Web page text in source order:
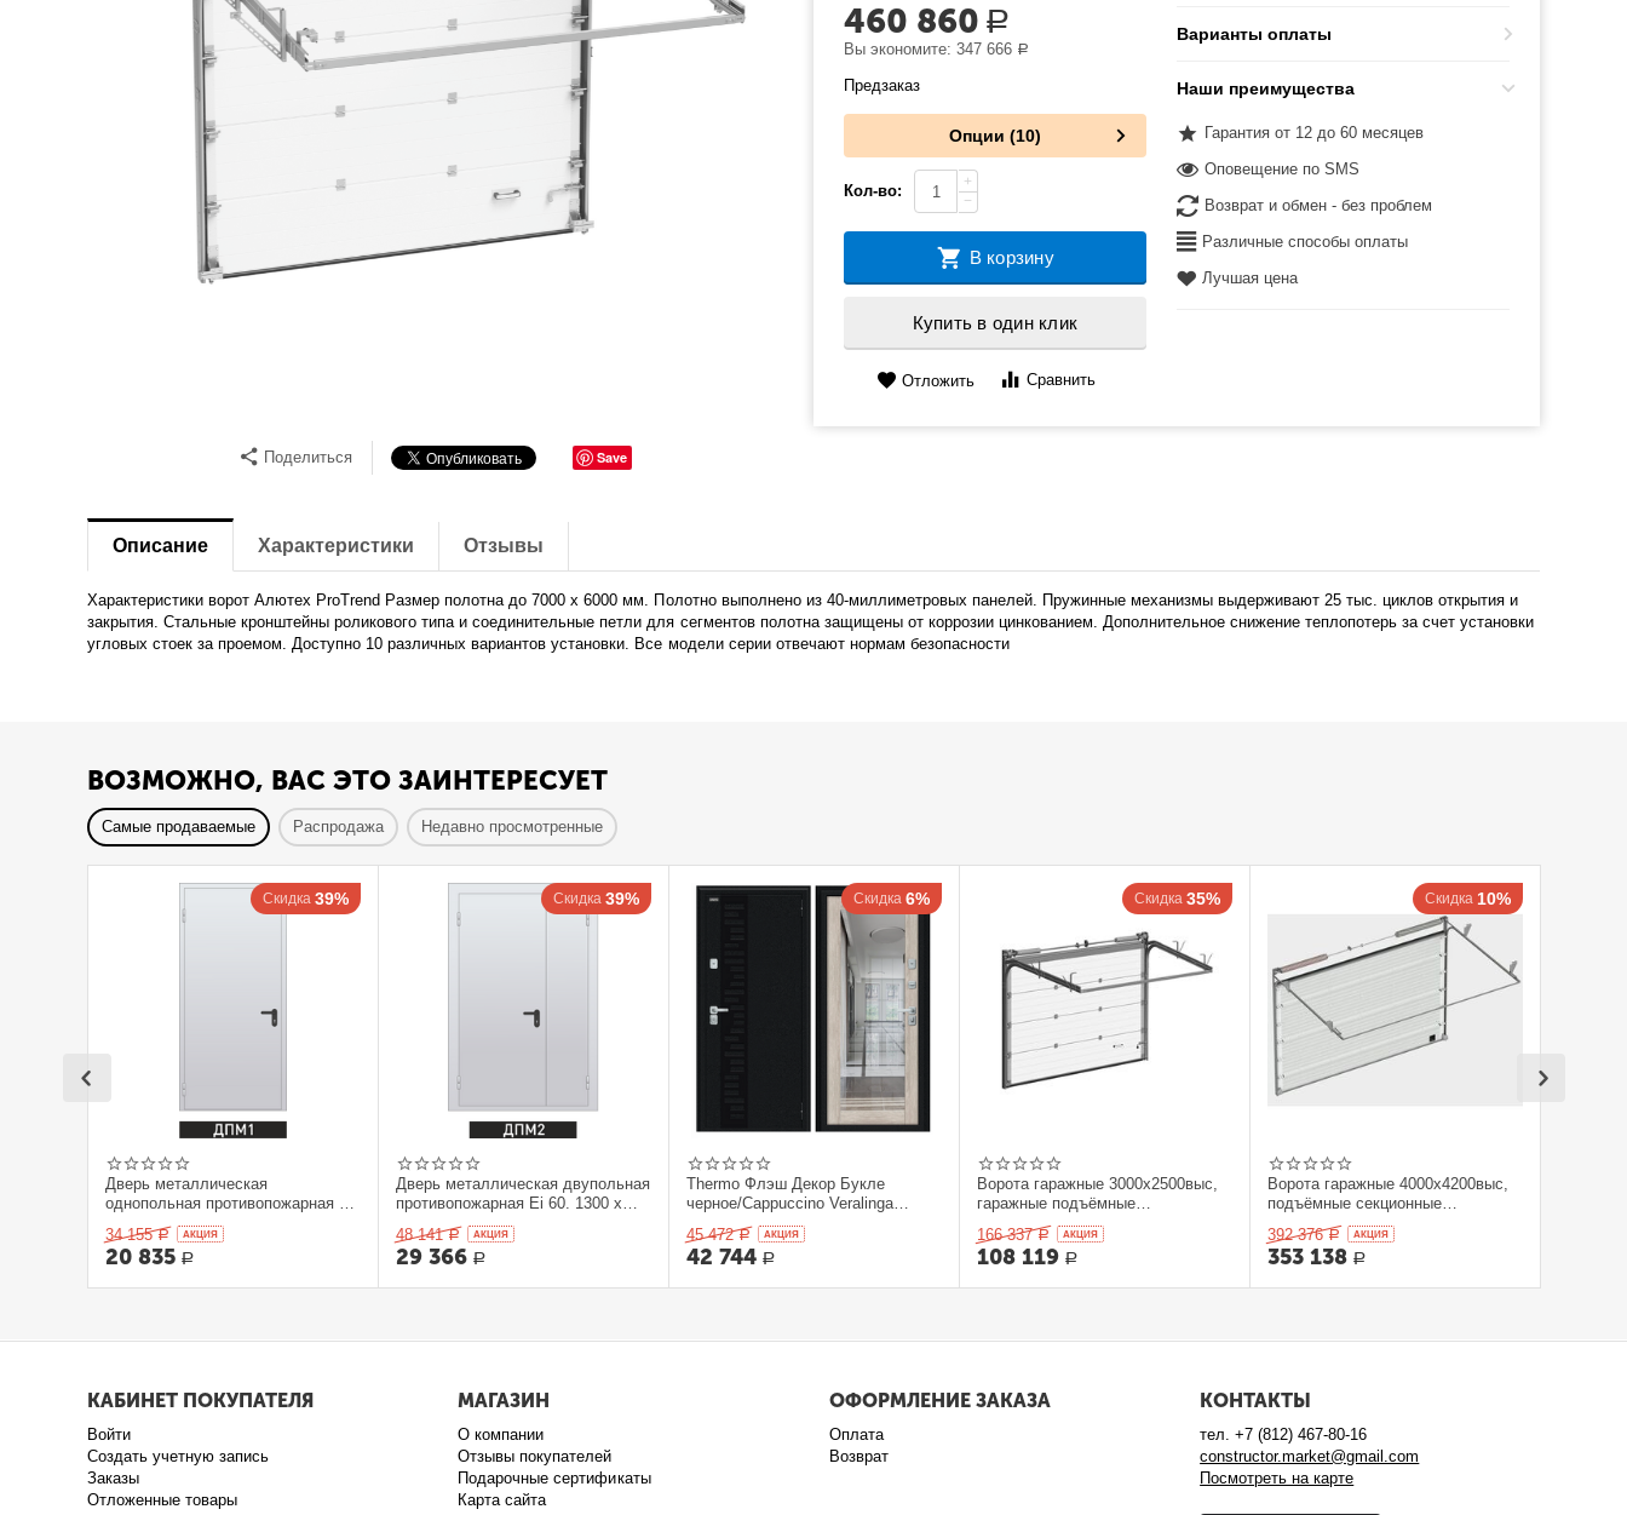
Поделиться Save
460 860 Р
Вы экономите:347 666 Р
Предзаказ
Опции (10)
Кол-во:
+
−
В корзину
Купить в один клик
Отложить Сравнить
Варианты оплаты
Наши преимущества
Гарантия от 12 до 60 месяцев
Оповещение по SMS
Возврат и обмен - без проблем
Различные способы оплаты
Лучшая цена
Описание Характеристики Отзывы
Характеристики ворот Алютех ProTrend Размер полотна до 7000 х 6000 мм. Полотно выполнено из 40-миллиметровых панелей. Пружинные механизмы выдерживают 25 тыс. циклов открытия и
закрытия. Стальные кронштейны роликового типа и соединительные петли для сегментов полотна защищены от коррозии цинкованием. Дополнительное снижение теплопотерь за счет установки
угловых стоек за проемом. Доступно 10 различных вариантов установки. Все модели серии отвечают нормам безопасности
ВОЗМОЖНО, ВАС ЭТО ЗАИНТЕРЕСУЕТ
Самые продаваемые Распродажа Недавно просмотренные
Скидка 39%
Дверь металлическая
однопольная противопожарная Ei
60. 900 x 2100 выс.
34 155 Р AКЦИЯ
20 835 Р
Скидка 39%
Дверь металлическая двупольная
противопожарная Ei 60. 1300 x
2100 выс.
48 141 Р AКЦИЯ
29 366 Р
Скидка 6%
Thermo Флэш Декор Букле
черное/Cappuccino Veralinga
205*86 левое
45 472 Р AКЦИЯ
42 744 Р
Скидка 35%
Ворота гаражные 3000x2500выс,
гаражные подъёмные
секционныеDoorHan
166 337 Р AКЦИЯ
108 119 Р
Скидка 10%
Ворота гаражные 4000x4200выс,
подъёмные секционные
DOORHAN
392 376 Р AКЦИЯ
353 138 Р
КАБИНЕТ ПОКУПАТЕЛЯ
Войти
Создать учетную запись
Заказы
Отложенные товары
МАГАЗИН
О компании
Отзывы покупателей
Подарочные сертификаты
Карта сайта
ОФОРМЛЕНИЕ ЗАКАЗА
Оплата
Возврат
КОНТАКТЫ
тел.+7 (812) 467-80-16
constructor.market@gmail.com
Посмотреть на карте